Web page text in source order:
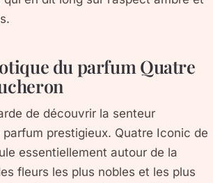
du parfum Quatre
de découvrir la senteur
prestigieux. Quatre Iconic de
essentiellement autour de la
fleurs les plus nobles et les plus